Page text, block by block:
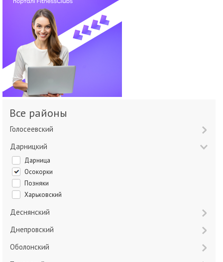
Все районы
Голосеевский
Дарницкий
Дарница
Осокорки
Позняки
Харьковский
Деснянский
Днепровский
Оболонский